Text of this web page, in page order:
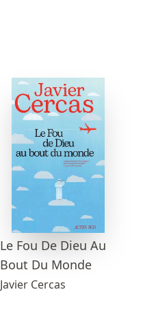
Le Fou De Dieu Au
Bout Du Monde
Javier Cercas